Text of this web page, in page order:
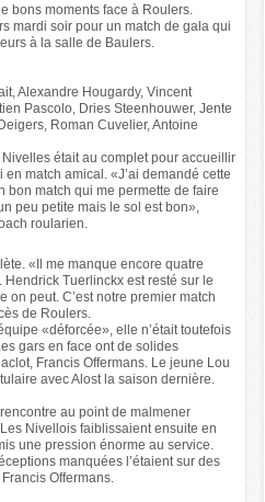
bons moments face à Roulers.
mardi soir pour un match de gala qui
à la salle de Baulers.
Alexandre Hougardy, Vincent
Pascolo, Dries Steenhouwer, Jente
Roman Cuvelier, Antoine
était au complet pour accueillir
match amical. «J’ai demandé cette
bon match qui me permette de faire
peu petite mais le sol est bon»,
roularien.
«Il me manque encore quatre
Tuerlinckx est resté sur le
on peut. C’est notre premier match
de Roulers.
«déforcée», elle n’était toutefois
gars en face ont de solides
Francis Offermans. Le jeune Lou
avec Alost la saison dernière.
au point de malmener
Nivellois faiblissaient ensuite en
une pression énorme au service.
manquées l’étaient sur des
Offermans.